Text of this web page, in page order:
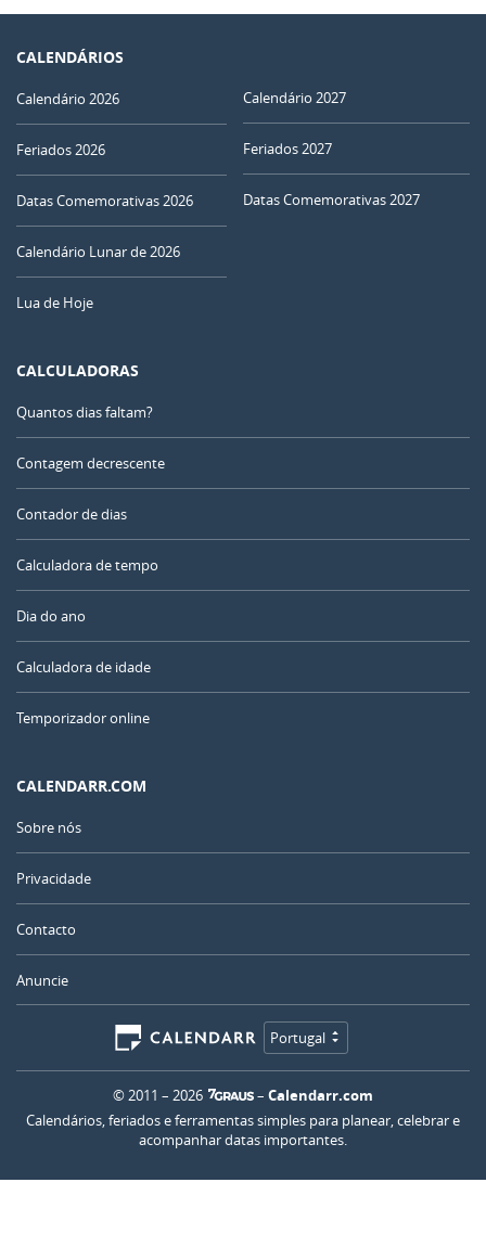
CALENDÁRIOS
Calendário 2026
Feriados 2026
Datas Comemorativas 2026
Calendário Lunar de 2026
Lua de Hoje
Calendário 2027
Feriados 2027
Datas Comemorativas 2027
CALCULADORAS
Quantos dias faltam?
Contagem decrescente
Contador de dias
Calculadora de tempo
Dia do ano
Calculadora de idade
Temporizador online
CALENDARR.COM
Sobre nós
Privacidade
Contacto
Anuncie
Portugal
© 2011 – 2026 – Calendarr.com
Calendários, feriados e ferramentas simples para planear, celebrar e
acompanhar datas importantes.